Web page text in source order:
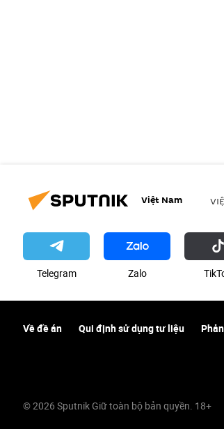
Việt Nam
Telegram Zalo
Về đề án Qui định sử dụng tư liệu
© 2026 Sputnik Giữ toàn bộ bản quyền. 18+